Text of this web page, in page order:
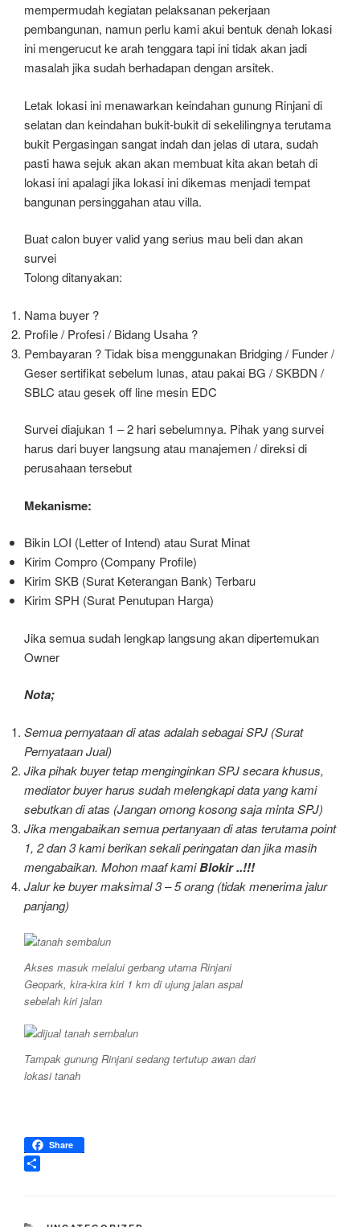
mempermudah kegiatan pelaksanan pekerjaan
pembangunan, namun perlu kami akui bentuk denah lokasi
ini mengerucut ke arah tenggara tapi ini tidak akan jadi
masalah jika sudah berhadapan dengan arsitek.
Letak lokasi ini menawarkan keindahan gunung Rinjani di
selatan dan keindahan bukit-bukit di sekelilingnya terutama
bukit Pergasingan sangat indah dan jelas di utara, sudah
pasti hawa sejuk akan akan membuat kita akan betah di
lokasi ini apalagi jika lokasi ini dikemas menjadi tempat
bangunan persinggahan atau villa.
Buat calon buyer valid yang serius mau beli dan akan
survei
Tolong ditanyakan:
Nama buyer ?
Profile / Profesi / Bidang Usaha ?
Pembayaran ? Tidak bisa menggunakan Bridging / Funder /
Geser sertifikat sebelum lunas, atau pakai BG / SKBDN /
SBLC atau gesek off line mesin EDC
Survei diajukan 1 – 2 hari sebelumnya. Pihak yang survei
harus dari buyer langsung atau manajemen / direksi di
perusahaan tersebut
Mekanisme:
Bikin LOI (Letter of Intend) atau Surat Minat
Kirim Compro (Company Profile)
Kirim SKB (Surat Keterangan Bank) Terbaru
Kirim SPH (Surat Penutupan Harga)
Jika semua sudah lengkap langsung akan dipertemukan
Owner
Nota;
Semua pernyataan di atas adalah sebagai SPJ (Surat
Pernyataan Jual)
Jika pihak buyer tetap menginginkan SPJ secara khusus,
mediator buyer harus sudah melengkapi data yang kami
sebutkan di atas (Jangan omong kosong saja minta SPJ)
Jika mengabaikan semua pertanyaan di atas terutama point
1, 2 dan 3 kami berikan sekali peringatan dan jika masih
mengabaikan. Mohon maaf kamiBlokir ..!!!
Jalur ke buyer maksimal 3 – 5 orang (tidak menerima jalur
panjang)
Akses masuk melalui gerbang utama Rinjani
Geopark, kira-kira kiri 1 km di ujung jalan aspal
sebelah kiri jalan
Tampak gunung Rinjani sedang tertutup awan dari
lokasi tanah
Share